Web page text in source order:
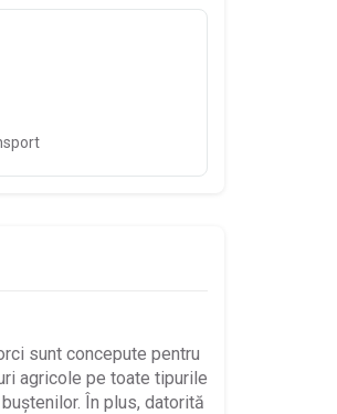
sunt concepute pentru
agricole pe toate tipurile
În plus, datorită